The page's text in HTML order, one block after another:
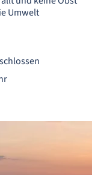
Umwelt